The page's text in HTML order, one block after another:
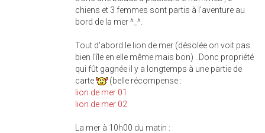
chiens et 3 femmes sont partis à l'aventure au
bord de la mer ^_^.
Tout d'abord le lion de mer (désolée on voit pas
bien l'île en elle même mais bon) . Donc propriété
qui fût gagnée il y a longtemps à une partie de
carte
(belle récompense :
lion de mer 01
lion de mer 02
La mer à 10h00 du matin :